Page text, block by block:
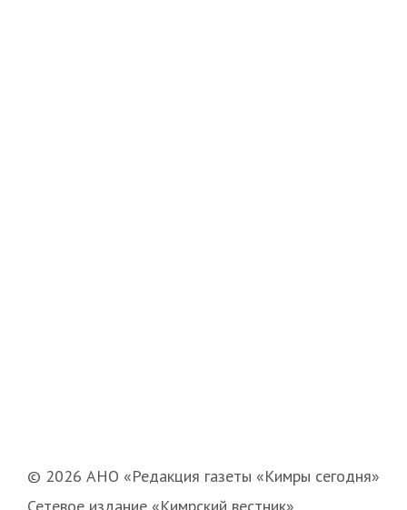
© 2026 АНО «Редакция газеты «Кимры сегодня»